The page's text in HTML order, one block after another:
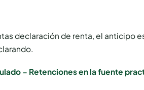
declaración de renta, el anticipo
− Retenciones en la fuente